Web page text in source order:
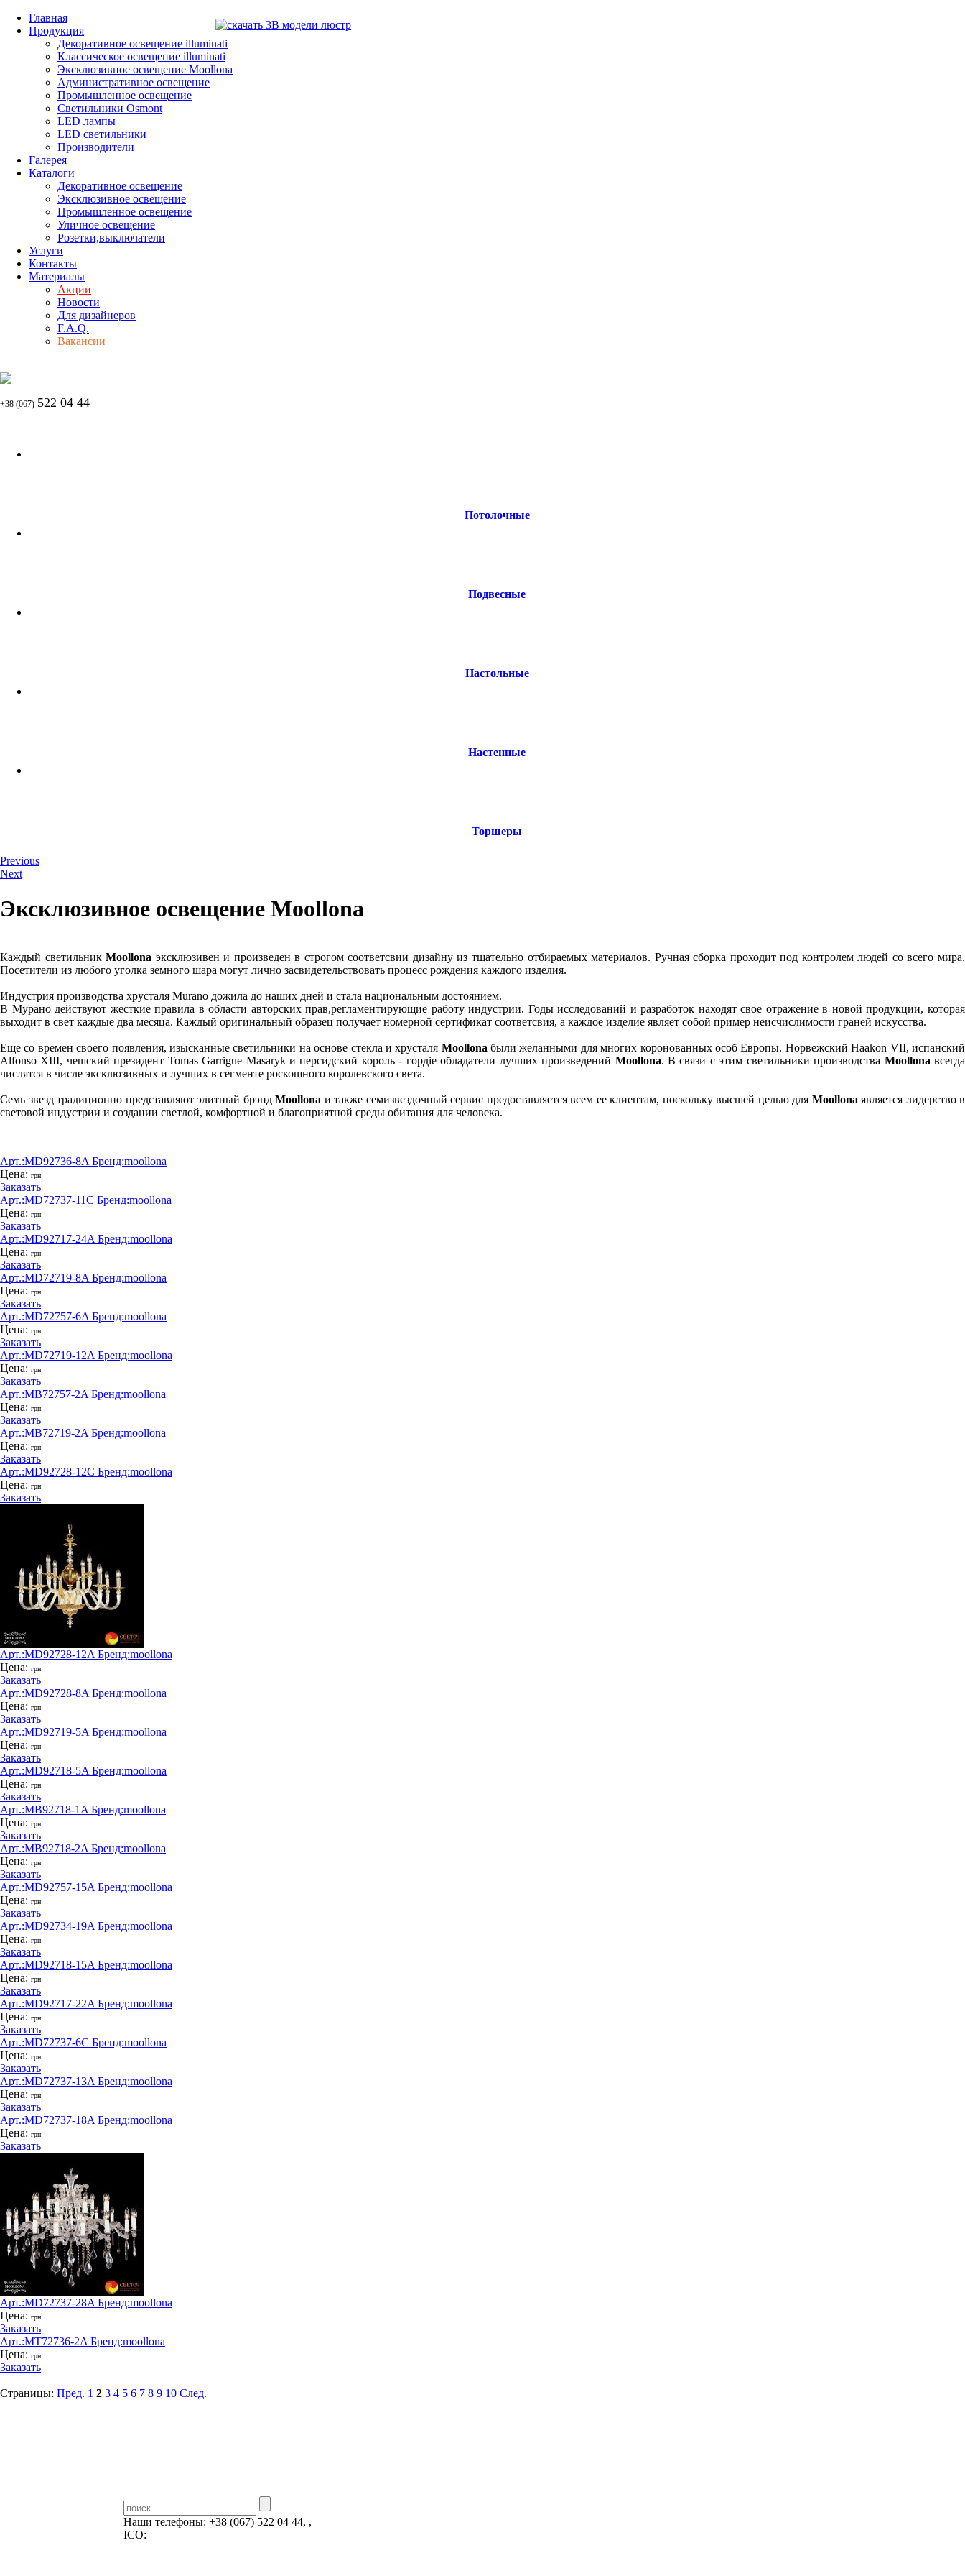
Главная
Продукция
Декоративное освещение illuminati
Классическое освещение illuminati
Эксклюзивное освещение Moollona
Административное освещение
Промышленное освещение
Светильники Osmont
LED лампы
LED светильники
Производители
Галерея
Каталоги
Декоративное освещение
Эксклюзивное освещение
Промышленное освещение
Уличное освещение
Розетки,выключатели
Услуги
Контакты
Материалы
Акции
Новости
Для дизайнеров
F.A.Q.
Вакансии
+38 (067) 522 04 44
Потолочные
Подвесные
Настольные
Настенные
Торшеры
Previous
Next
Эксклюзивное освещение Moollona
Каждый светильникMoollona эксклюзивен и произведен в строгом соответсвии дизайну из тщательно отбираемых материалов. Ручная сборка проходит под контролем людей со всего мира.
Посетители из любого уголка земного шара могут лично засвидетельствовать процесс рождения каждого изделия.
Индустрия производства хрусталя Murano дожила до наших дней и стала национальным достоянием.
В Мурано действуют жесткие правила в области авторских прав,регламентирующие работу индустрии. Годы исследований и разработок находят свое отражение в новой продукции, которая
выходит в свет каждые два месяца. Каждый оригинальный образец получает номерной сертификат соответсвия, а каждое изделие являет собой пример неисчислимости граней искусства.
Еще со времен своего появления, изысканные светильники на основе стекла и хрусталя Moollona были желанными для многих коронованных особ Европы. Норвежский Haakon VII, испанский
Alfonso XIII, чешский президент Tomas Garrigue Masaryk и персидский король - гордіе обладатели лучших произведений Moollona. В связи с этим светильники производства Moollona всегда
числятся в числе эксклюзивных и лучших в сегменте роскошного королевского света.
Семь звезд традиционно представляют элитный брэнд Moollona и также семизвездочный сервис предоставляется всем ее клиентам, поскольку высшей целью для Moollona является лидерство в
световой индустрии и создании светлой, комфортной и благоприятной среды обитания для человека.
Арт.:MD92736-8A Бренд:moollona
Цена: грн
Заказать
Арт.:MD72737-11C Бренд:moollona
Цена: грн
Заказать
Арт.:MD92717-24A Бренд:moollona
Цена: грн
Заказать
Арт.:MD72719-8A Бренд:moollona
Цена: грн
Заказать
Арт.:MD72757-6A Бренд:moollona
Цена: грн
Заказать
Арт.:MD72719-12A Бренд:moollona
Цена: грн
Заказать
Арт.:MB72757-2A Бренд:moollona
Цена: грн
Заказать
Арт.:MB72719-2A Бренд:moollona
Цена: грн
Заказать
Арт.:MD92728-12C Бренд:moollona
Цена: грн
Заказать
Арт.:MD92728-12A Бренд:moollona
Цена: грн
Заказать
Арт.:MD92728-8A Бренд:moollona
Цена: грн
Заказать
Арт.:MD92719-5A Бренд:moollona
Цена: грн
Заказать
Арт.:MD92718-5A Бренд:moollona
Цена: грн
Заказать
Арт.:MB92718-1A Бренд:moollona
Цена: грн
Заказать
Арт.:MB92718-2A Бренд:moollona
Цена: грн
Заказать
Арт.:MD92757-15A Бренд:moollona
Цена: грн
Заказать
Арт.:MD92734-19A Бренд:moollona
Цена: грн
Заказать
Арт.:MD92718-15A Бренд:moollona
Цена: грн
Заказать
Арт.:MD92717-22A Бренд:moollona
Цена: грн
Заказать
Арт.:MD72737-6C Бренд:moollona
Цена: грн
Заказать
Арт.:MD72737-13A Бренд:moollona
Цена: грн
Заказать
Арт.:MD72737-18A Бренд:moollona
Цена: грн
Заказать
Арт.:MD72737-28A Бренд:moollona
Цена: грн
Заказать
Арт.:MT72736-2A Бренд:moollona
Цена: грн
Заказать
Страницы: Пред. 1 2 3 4 5 6 7 8 9 10 След.
Наши телефоны: +38 (067) 522 04 44, ,
ICQ: